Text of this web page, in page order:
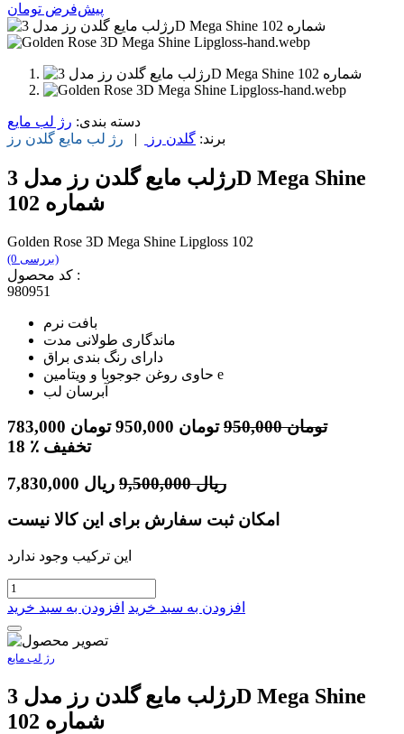
پیش‌فرض تومان
دسته بندی: رژ لب مایع
برند: گلدن رز | رژ لب مایع گلدن رز
رژلب مایع گلدن رز مدل 3D Mega Shine
شماره 102
Golden Rose 3D Mega Shine Lipgloss 102
(0 بررسی)
کد محصول :
980951
بافت نرم
ماندگاری طولانی مدت
دارای رنگ بندی براق
حاوی روغن جوجوبا و ویتامین e
آبرسان لب
783,000 تومان 950,000تومان 950,000 تومان
18
٪ تخفیف
7,830,000 ریال 9,500,000 ریال
امکان ثبت سفارش برای این کالا نیست
این ترکیب وجود ندارد
افزودن به سبد خرید افزودن به سبد خرید
رژ لب مایع
رژلب مایع گلدن رز مدل 3D Mega Shine
شماره 102